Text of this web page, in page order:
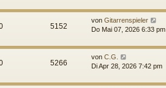
5152
von Gitarrenspieler
Do Mai 07, 2026 6:33 pm
5266
von C.G.
Di Apr 28, 2026 7:42 pm